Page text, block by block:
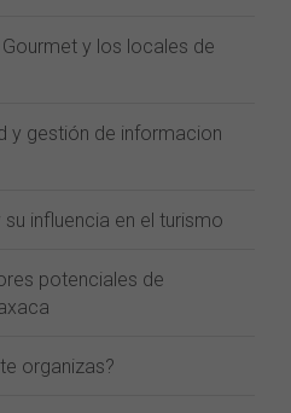
y los locales de
y gestión de informacion
influencia en el turismo
potenciales de
organizas?